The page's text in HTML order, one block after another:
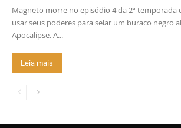
Magneto morre no episódio 4 da 2ª temporada
usar seus poderes para selar um buraco negro
Apocalipse. A...
Leia mais